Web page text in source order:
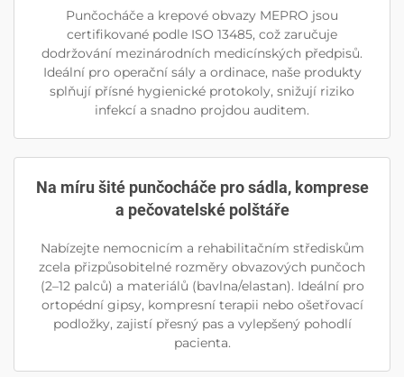
Punčocháče a krepové obvazy MEPRO jsou
certifikované podle ISO 13485, což zaručuje
dodržování mezinárodních medicínských předpisů.
Ideální pro operační sály a ordinace, naše produkty
splňují přísné hygienické protokoly, snižují riziko
infekcí a snadno projdou auditem.
Na míru šité punčocháče pro sádla, komprese
a pečovatelské polštáře
Nabízejte nemocnicím a rehabilitačním střediskům
zcela přizpůsobitelné rozměry obvazových punčoch
(2–12 palců) a materiálů (bavlna/elastan). Ideální pro
ortopédní gipsy, kompresní terapii nebo ošetřovací
podložky, zajistí přesný pas a vylepšený pohodlí
pacienta.